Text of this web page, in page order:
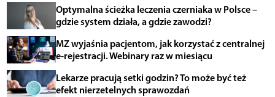
Optymalna ścieżka leczenia czerniaka w Polsce –
gdzie system działa, a gdzie zawodzi?
MZ wyjaśnia pacjentom, jak korzystać z centralnej
e-rejestracji. Webinary raz w miesiącu
Lekarze pracują setki godzin? To może być też
efekt nierzetelnych sprawozdań